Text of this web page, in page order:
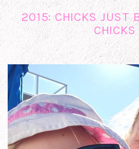
2015: CHICKS JUST
CHICKS